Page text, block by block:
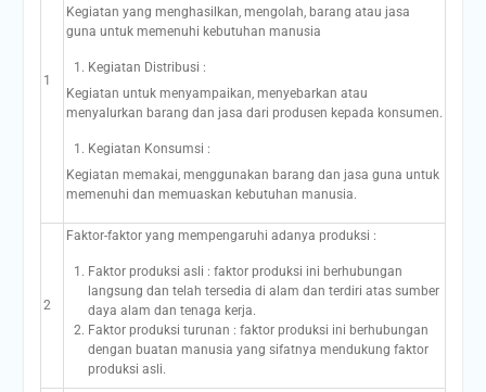
1
Kegiatan yang menghasilkan, mengolah, barang atau jasa
guna untuk memenuhi kebutuhan manusia
Kegiatan Distribusi :
Kegiatan untuk menyampaikan, menyebarkan atau
menyalurkan barang dan jasa dari produsen kepada konsumen.
Kegiatan Konsumsi :
Kegiatan memakai, menggunakan barang dan jasa guna untuk
memenuhi dan memuaskan kebutuhan manusia.
2
Faktor-faktor yang mempengaruhi adanya produksi :
Faktor produksi asli : faktor produksi ini berhubungan
langsung dan telah tersedia di alam dan terdiri atas sumber
daya alam dan tenaga kerja.
Faktor produksi turunan : faktor produksi ini berhubungan
dengan buatan manusia yang sifatnya mendukung faktor
produksi asli.